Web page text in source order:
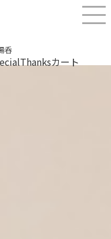
【SPECIALTHANKS（スペシ
呑